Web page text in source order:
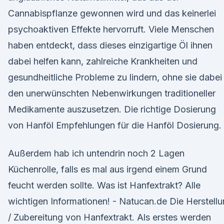
Cannabispflanze gewonnen wird und das keinerlei
psychoaktiven Effekte hervorruft. Viele Menschen
haben entdeckt, dass dieses einzigartige Öl ihnen
dabei helfen kann, zahlreiche Krankheiten und
gesundheitliche Probleme zu lindern, ohne sie dabei
den unerwünschten Nebenwirkungen traditioneller
Medikamente auszusetzen. Die richtige Dosierung
von Hanföl Empfehlungen für die Hanföl Dosierung.
Außerdem hab ich untendrin noch 2 Lagen
Küchenrolle, falls es mal aus irgend einem Grund
feucht werden sollte. Was ist Hanfextrakt? Alle
wichtigen Informationen! - Natucan.de Die
/ Zubereitung von Hanfextrakt. Als erstes werden